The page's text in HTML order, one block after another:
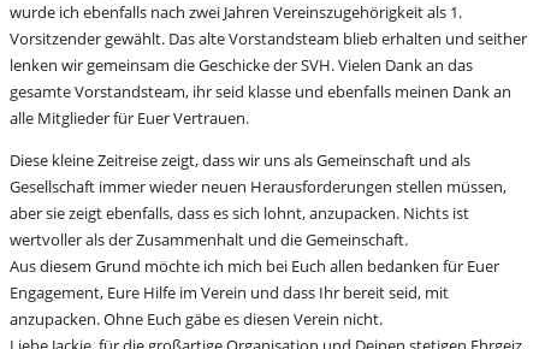
wurde ich ebenfalls nach zwei Jahren Vereinszugehörigkeit als 1.
Vorsitzender gewählt. Das alte Vorstandsteam blieb erhalten und seither
lenken wir gemeinsam die Geschicke der SVH. Vielen Dank an das
gesamte Vorstandsteam, ihr seid klasse und ebenfalls meinen Dank an
alle Mitglieder für Euer Vertrauen.
Diese kleine Zeitreise zeigt, dass wir uns als Gemeinschaft und als
Gesellschaft immer wieder neuen Herausforderungen stellen müssen,
aber sie zeigt ebenfalls, dass es sich lohnt, anzupacken. Nichts ist
wertvoller als der Zusammenhalt und die Gemeinschaft.
Aus diesem Grund möchte ich mich bei Euch allen bedanken für Euer
Engagement, Eure Hilfe im Verein und dass Ihr bereit seid, mit
anzupacken. Ohne Euch gäbe es diesen Verein nicht.